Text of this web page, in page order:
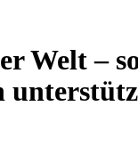
Welt –